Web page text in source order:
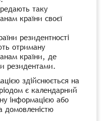
таку
країни своєї
резидентності
отриману
країни, де
резидентами.
здійснюється на
є календарний
інформацією або
домовленістю